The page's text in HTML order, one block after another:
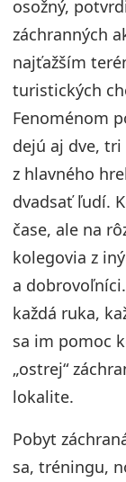
osožný,
záchranných
najťažším
turistických
Fenoménom
dejú aj dve, tri
z hlavného
dvadsať ľudí.
čase, ale na
kolegovia z
a
každá ruka,
sa im pomoc
„ostrej“
lokalite.
Pobyt
sa, tréningu,